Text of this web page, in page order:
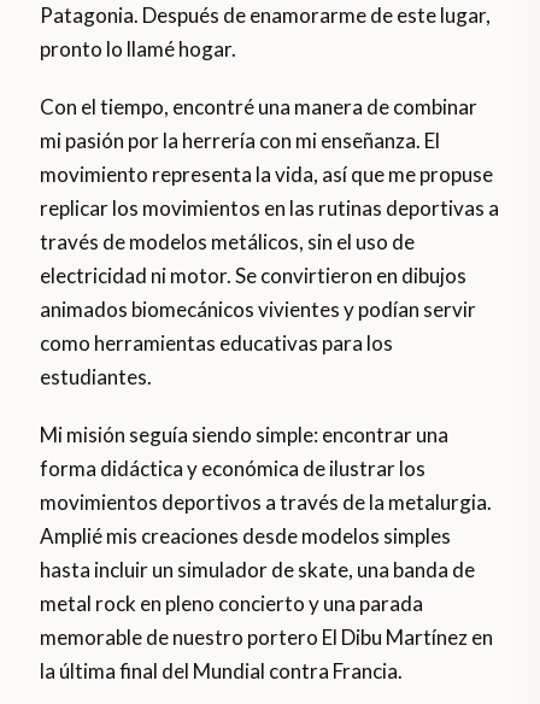
Patagonia. Después de enamorarme de este lugar,
pronto lo llamé hogar.
Con el tiempo, encontré una manera de combinar
mi pasión por la herrería con mi enseñanza. El
movimiento representa la vida, así que me propuse
replicar los movimientos en las rutinas deportivas a
través de modelos metálicos, sin el uso de
electricidad ni motor. Se convirtieron en dibujos
animados biomecánicos vivientes y podían servir
como herramientas educativas para los
estudiantes.
Mi misión seguía siendo simple: encontrar una
forma didáctica y económica de ilustrar los
movimientos deportivos a través de la metalurgia.
Amplié mis creaciones desde modelos simples
hasta incluir un simulador de skate, una banda de
metal rock en pleno concierto y una parada
memorable de nuestro portero El Dibu Martínez en
la última final del Mundial contra Francia.